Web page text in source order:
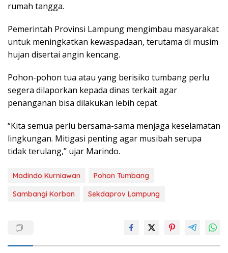
rumah tangga.
Pemerintah Provinsi Lampung mengimbau masyarakat
untuk meningkatkan kewaspadaan, terutama di musim
hujan disertai angin kencang.
Pohon-pohon tua atau yang berisiko tumbang perlu
segera dilaporkan kepada dinas terkait agar
penanganan bisa dilakukan lebih cepat.
“Kita semua perlu bersama-sama menjaga keselamatan
lingkungan. Mitigasi penting agar musibah serupa
tidak terulang,” ujar Marindo.
Madindo Kurniawan
Pohon Tumbang
Sambangi Korban
Sekdaprov Lampung